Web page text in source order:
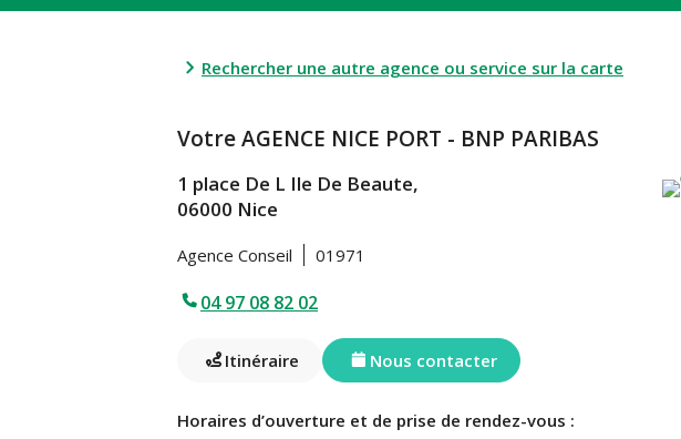
Rechercher une autre agence ou service sur la carte
Votre AGENCE NICE PORT - BNP PARIBAS
1 place De L Ile De Beaute,
06000 Nice
Agence Conseil 01971
04 97 08 82 02
Itinéraire Nous contacter
Horaires d’ouverture et de prise de rendez-vous :